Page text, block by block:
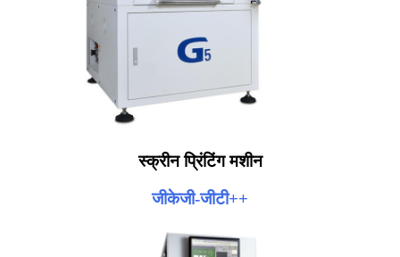
स्क्रीन प्रिंटिंग मशीन
जीकेजी-जीटी++